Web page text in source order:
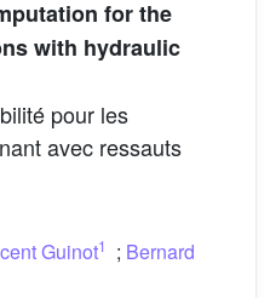
for the
with hydraulic
pour les
avec ressauts
Guinot1 ; Bernard